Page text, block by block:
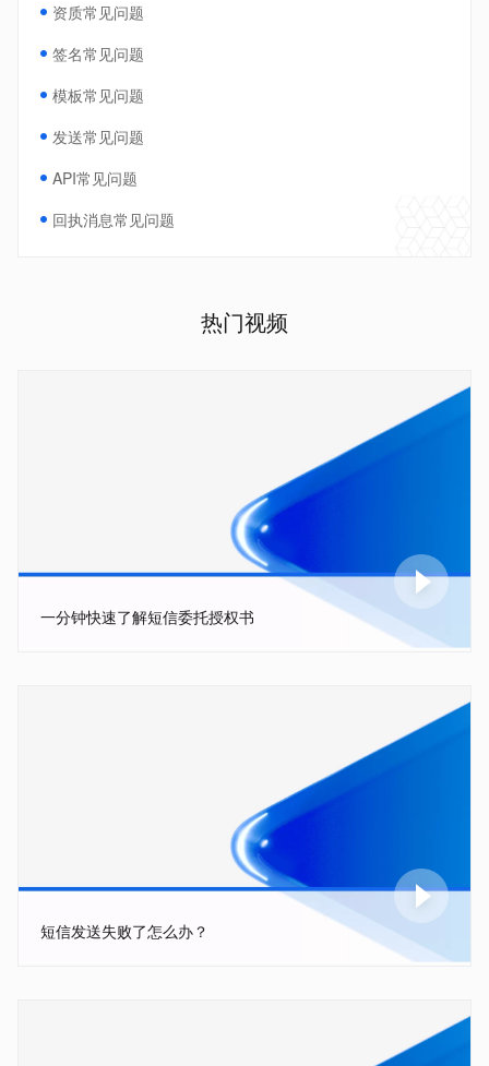
资质常见问题
签名常见问题
模板常见问题
发送常见问题
API常见问题
回执消息常见问题
热门视频
一分钟快速了解短信委托授权书
短信发送失败了怎么办？